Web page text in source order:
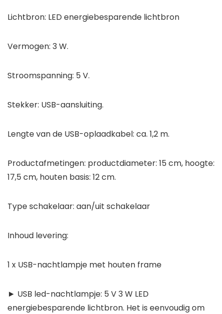
Lichtbron: LED energiebesparende lichtbron
Vermogen: 3 W.
Stroomspanning: 5 V.
Stekker: USB-aansluiting.
Lengte van de USB-oplaadkabel: ca. 1,2 m.
Productafmetingen: productdiameter: 15 cm, hoogte:
17,5 cm, houten basis: 12 cm.
Type schakelaar: aan/uit schakelaar
Inhoud levering:
1 x USB-nachtlampje met houten frame
► USB led-nachtlampje: 5 V 3 W LED
energiebesparende lichtbron. Het is eenvoudig om